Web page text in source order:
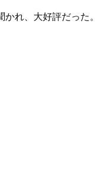
れ、大好評だった。